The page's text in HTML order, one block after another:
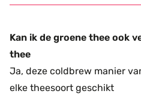
Kan ik de groene thee ook
thee
Ja, deze coldbrew manier
elke theesoort geschikt